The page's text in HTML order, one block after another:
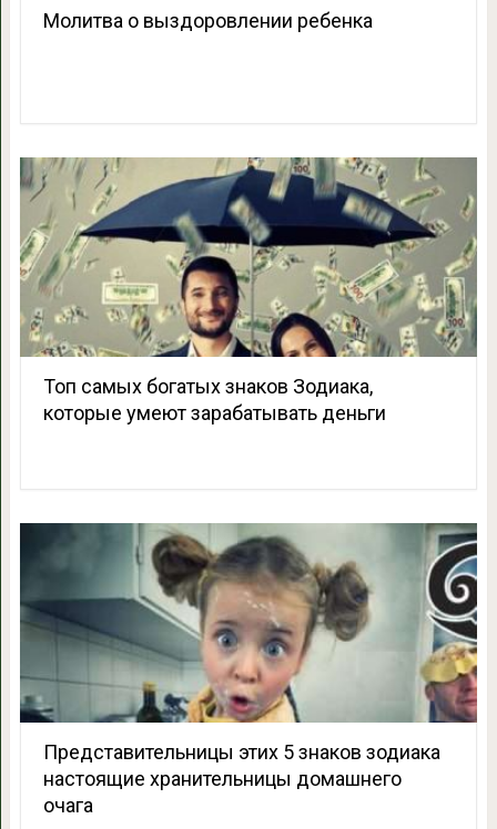
Молитва о выздоровлении ребенка
Топ самых богатых знаков Зодиака,
которые умеют зарабатывать деньги
Представительницы этих 5 знаков зодиака
настоящие хранительницы домашнего
очага